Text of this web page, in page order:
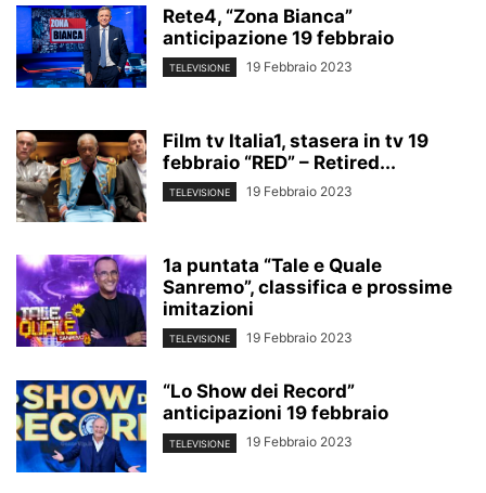
Rete4, “Zona Bianca”
anticipazione 19 febbraio
TELEVISIONE 19 Febbraio 2023
Film tv Italia1, stasera in tv 19
febbraio “RED” – Retired...
TELEVISIONE 19 Febbraio 2023
1a puntata “Tale e Quale
Sanremo”, classifica e prossime
imitazioni
TELEVISIONE 19 Febbraio 2023
“Lo Show dei Record”
anticipazioni 19 febbraio
TELEVISIONE 19 Febbraio 2023